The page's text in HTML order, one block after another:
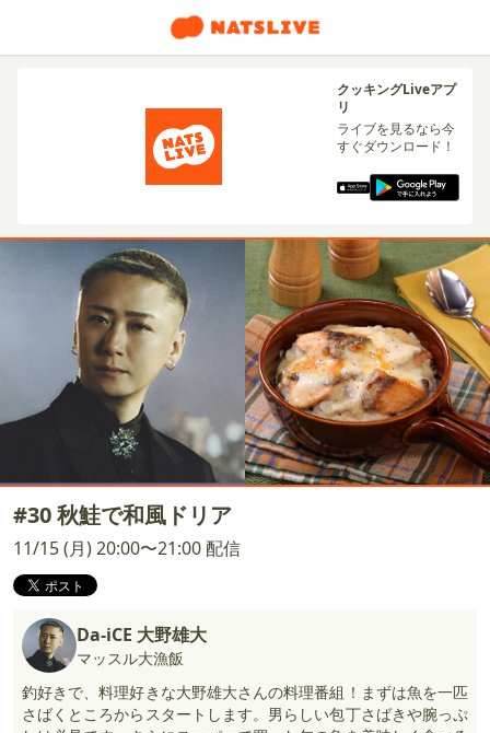
クッキングLiveアプ
リ
ライブを見るなら今
すぐダウンロード！
#30 秋鮭で和風ドリア
11/15 (月) 20:00〜21:00 配信
Da-iCE 大野雄大
マッスル大漁飯
釣好きで、料理好きな大野雄大さんの料理番組！まずは魚を一匹
さばくところからスタートします。男らしい包丁さばきや腕っぷ